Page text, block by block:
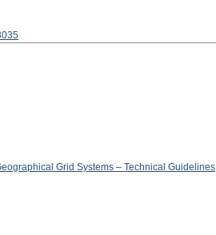
Grid Systems – Technical Guidelines